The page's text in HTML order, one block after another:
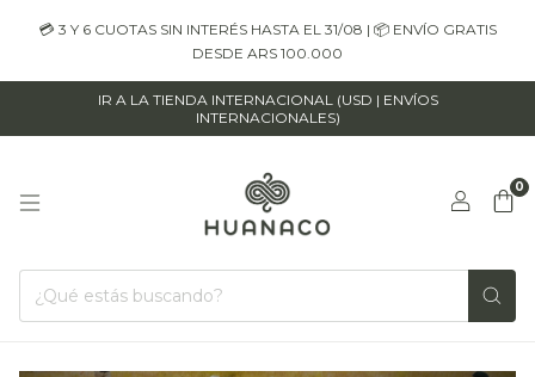
💳 3 Y 6 CUOTAS SIN INTERÉS HASTA EL 31/08 | 📦 ENVÍO GRATIS
DESDE ARS 100.000
IR A LA TIENDA INTERNACIONAL (USD | ENVÍOS
INTERNACIONALES)
0